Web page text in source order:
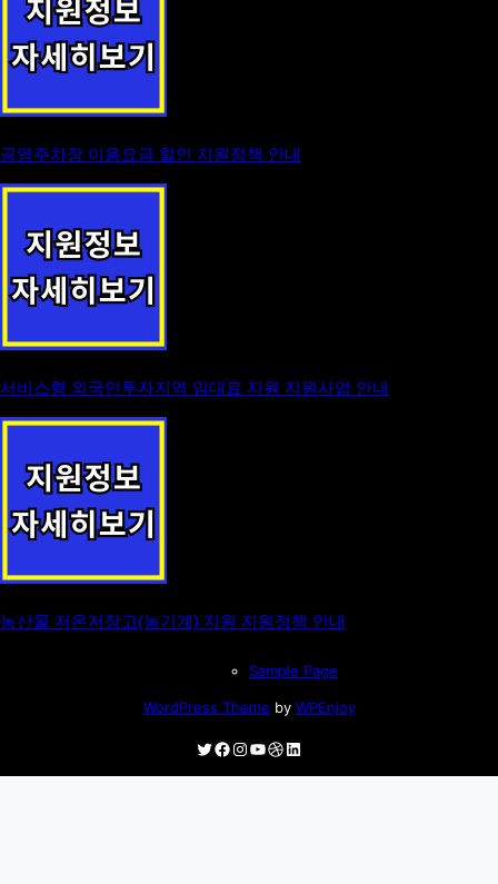
공영주차장 이용요금 할인 지원정책 안내
서비스형 외국인투자지역 임대료 지원 지원사업 안내
농산물 저온저장고(농기계) 지원 지원정책 안내
Sample Page
WordPress Theme by WPEnjoy
Twitter
Facebook
Instagram
YouTube
Dribbble
LinkedIn